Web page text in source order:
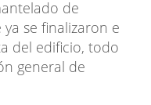
de
se finalizaron e
del edificio, todo
general de